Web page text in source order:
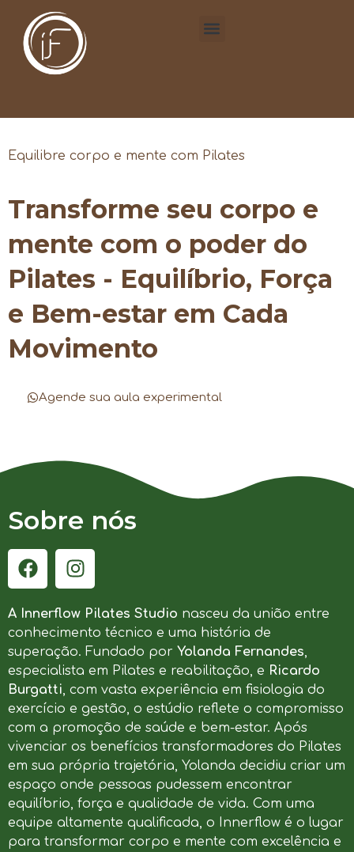
Equilibre corpo e mente com Pilates
Transforme seu corpo e
mente com o poder do
Pilates - Equilíbrio, Força
e Bem-estar em Cada
Movimento
Agende sua aula experimental
Sobre nós
A Innerflow Pilates Studio nasceu da união entre
conhecimento técnico e uma história de
superação. Fundado por Yolanda Fernandes,
especialista em Pilates e reabilitação, e Ricardo
Burgatti, com vasta experiência em fisiologia do
exercício e gestão, o estúdio reflete o compromisso
com a promoção de saúde e bem-estar. Após
vivenciar os benefícios transformadores do Pilates
em sua própria trajetória, Yolanda decidiu criar um
espaço onde pessoas pudessem encontrar
equilíbrio, força e qualidade de vida. Com uma
equipe altamente qualificada, o Innerflow é o lugar
para transformar corpo e mente com excelência e